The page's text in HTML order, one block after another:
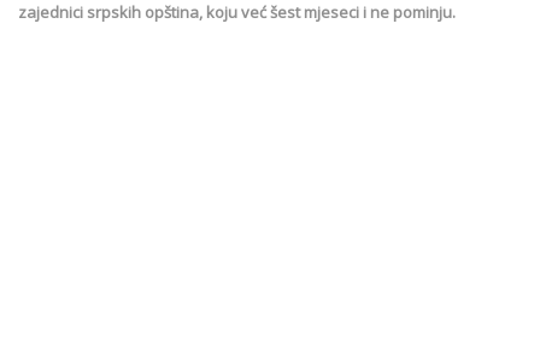
zajednici srpskih opština, koju već šest mjeseci i ne pominju.